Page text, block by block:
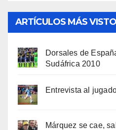
ARTÍCULOS MÁS
Dorsales de
Sudáfrica 2010
Entrevista al
Márquez se cae,